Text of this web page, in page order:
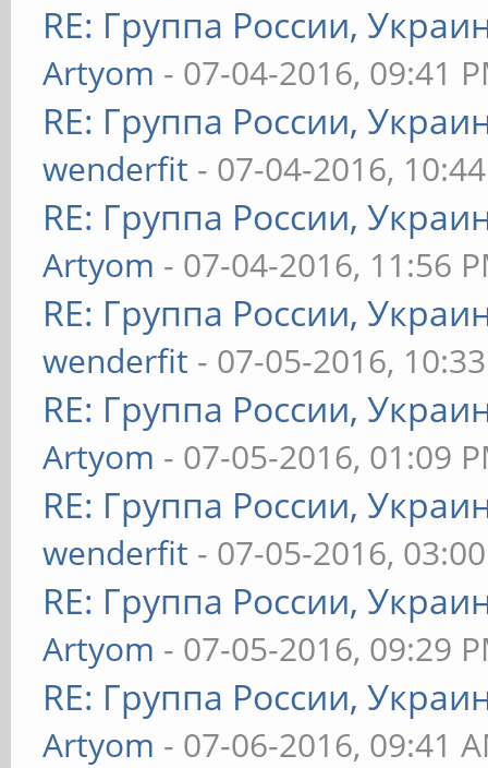
RE: Группа России,
Artyom - 07-04-2016, 09:41
RE: Группа России,
wenderfit - 07-04-2016,
RE: Группа России,
Artyom - 07-04-2016, 11:56
RE: Группа России,
wenderfit - 07-05-2016,
RE: Группа России,
Artyom - 07-05-2016, 01:09
RE: Группа России,
wenderfit - 07-05-2016,
RE: Группа России,
Artyom - 07-05-2016, 09:29
RE: Группа России,
Artyom - 07-06-2016, 09:41